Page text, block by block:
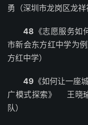
勇（深圳市龙岗区龙祥
48 《志愿服务
市新会东方红中学为
方红中学）
49 《如何让一座
广模式探索》 王晓
队）